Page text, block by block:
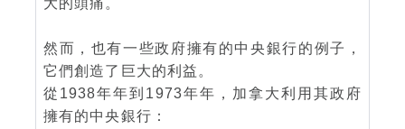
大的頭痛。
然而，也有一些政府擁有的中央銀行的例子，
它們創造了巨大的利益。
從1938年年到1973年年，加拿大利用其政府
擁有的中央銀行：